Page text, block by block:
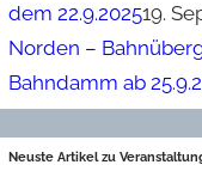
dem 22.9.202519.
Norden –
Bahndamm ab
Neuste Artikel zu